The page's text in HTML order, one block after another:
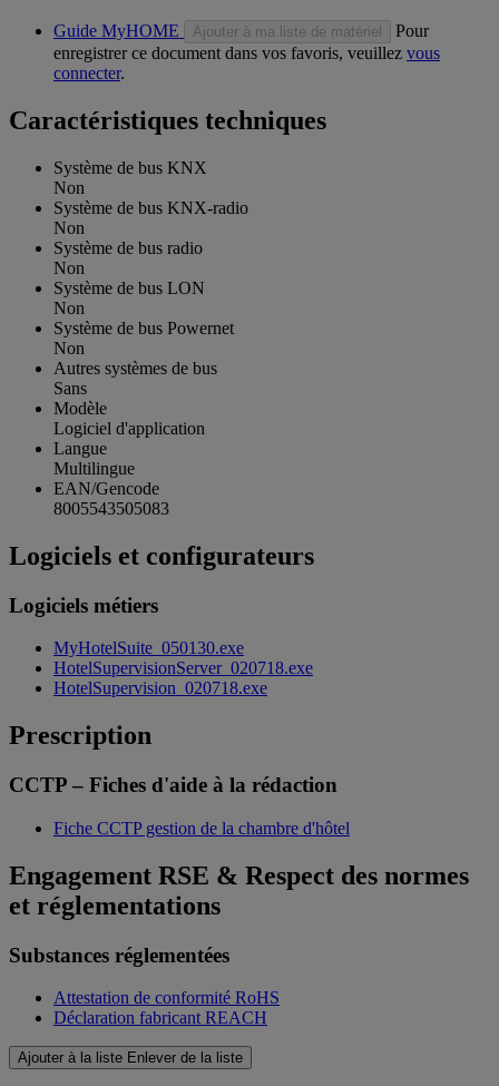
Guide MyHOME Ajouter à ma liste de matériel
Pour
enregistrer ce document dans vos favoris, veuillez vous
connecter.
Caractéristiques techniques
Système de bus KNX
Non
Système de bus KNX-radio
Non
Système de bus radio
Non
Système de bus LON
Non
Système de bus Powernet
Non
Autres systèmes de bus
Sans
Modèle
Logiciel d'application
Langue
Multilingue
EAN/Gencode
8005543505083
Logiciels et configurateurs
Logiciels métiers
MyHotelSuite_050130.exe
HotelSupervisionServer_020718.exe
HotelSupervision_020718.exe
Prescription
CCTP – Fiches d'aide à la rédaction
Fiche CCTP gestion de la chambre d'hôtel
Engagement RSE & Respect des normes
et réglementations
Substances réglementées
Attestation de conformité RoHS
Déclaration fabricant REACH
Ajouter à la liste Enlever de la liste